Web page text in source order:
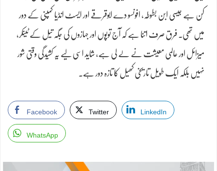
کن ہے جیسی ابن بطوطہ، افونسو دے ابوقرقے اور ایسٹ انڈیا کمپنی کے دور
میں تھی۔ فرق صرف اتنا ہے کہ آج توپوں اور جہازوں کی جگہ تیل کے ٹینکر،
میزائل اور عالمی معیشت نے لے لی ہے، شاید اسی لیے یہ کشیدگی وقتی شور
نہیں بلکہ ایک طویل تاریخی کھیل کا تازہ دور ہے۔
Facebook Twitter
LinkedIn
WhatsApp